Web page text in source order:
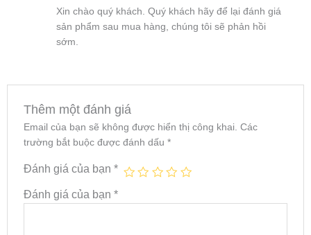
Xin chào quý khách. Quý khách hãy để lại đánh giá
sản phẩm sau mua hàng, chúng tôi sẽ phản hồi
sớm.
Thêm một đánh giá
Email của bạn sẽ không được hiển thị công khai. Các
trường bắt buộc được đánh dấu *
Đánh giá của bạn *
Đánh giá của bạn *